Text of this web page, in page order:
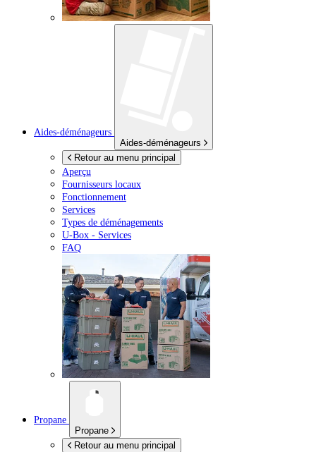
Aides-déménageurs
Aides-déménageurs
Retour au menu principal
Aperçu
Fournisseurs locaux
Fonctionnement
Services
Types de déménagements
U-Box - Services
FAQ
Propane
Propane
Retour au menu principal